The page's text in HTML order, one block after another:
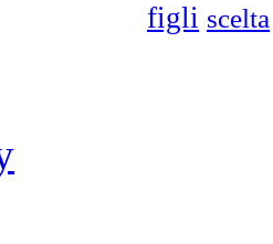
Il
figli scelta